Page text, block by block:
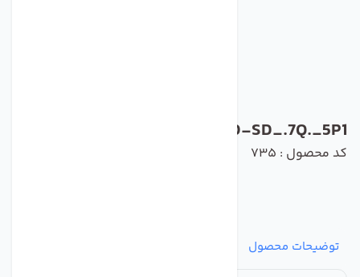
FN100-SD_.7Q._5P1
کد محصول : 735
توضیحات محصول